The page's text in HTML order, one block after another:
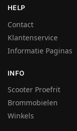
HELP
Contact
Klantenservice
Informatie Paginas
INFO
Scooter Proefrit
Brommobielen
Winkels